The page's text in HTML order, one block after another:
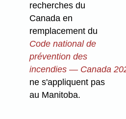
recherches du
Canada en
remplacement du
Code national de
prévention des
incendies — Canada
ne s'appliquent pas
au Manitoba.